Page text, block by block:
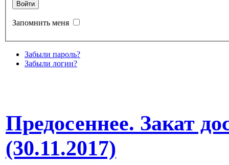
Запомнить меня
Забыли пароль?
Забыли логин?
Предосеннее. Закат
(30.11.2017)